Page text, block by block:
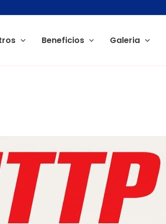
Beneficios Galeria